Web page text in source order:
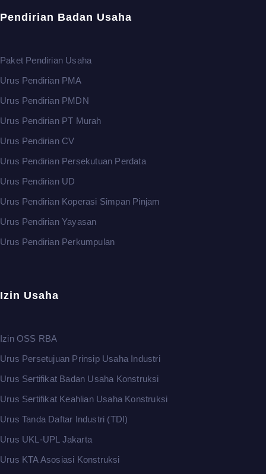
Pendirian Badan Usaha
Paket Pendirian Usaha
Urus Pendirian PMA
Urus Pendirian PMDN
Urus Pendirian PT Murah
Urus Pendirian CV
Urus Pendirian Persekutuan Perdata
Urus Pendirian UD
Urus Pendirian Koperasi Simpan Pinjam
Urus Pendirian Yayasan
Urus Pendirian Perkumpulan
Izin Usaha
Izin OSS RBA
Urus Persetujuan Prinsip Usaha Industri
Urus Sertifikat Badan Usaha Konstruksi
Urus Sertifikat Keahlian Usaha Konstruksi
Urus Tanda Daftar Industri (TDI)
Urus UKL-UPL Jakarta
Urus KTA Asosiasi Konstruksi